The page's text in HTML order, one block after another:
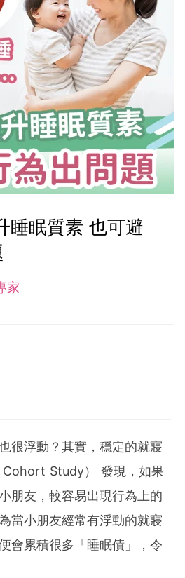
睡眠質素 也可避
家
眠質素。我相信「寶寶瞓得
很浮動？其實，穩定的就寢
Cohort Study） 發現，如果
朋友，較容易出現行為上的
當小朋友經常有浮動的就寢
會累積很多「睡眠債」，令